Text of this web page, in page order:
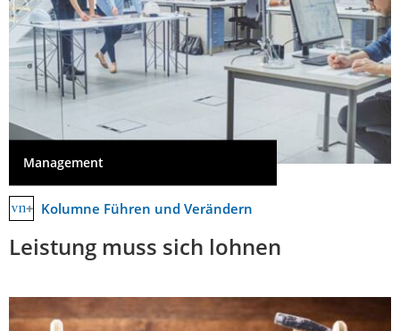
Management
Kolumne Führen und Verändern
Leistung muss sich lohnen